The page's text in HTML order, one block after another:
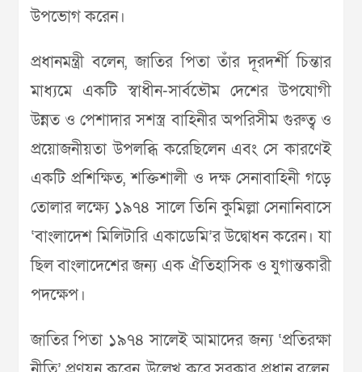
উপভোগ করেন।
প্রধানমন্ত্রী বলেন, জাতির পিতা তাঁর দূরদর্শী চিন্তার
মাধ্যমে একটি স্বাধীন-সার্বভৌম দেশের উপযোগী
উন্নত ও পেশাদার সশস্ত্র বাহিনীর অপরিসীম গুরুত্ব ও
প্রয়োজনীয়তা উপলব্ধি করেছিলেন এবং সে কারণেই
একটি প্রশিক্ষিত, শক্তিশালী ও দক্ষ সেনাবাহিনী গড়ে
তোলার লক্ষ্যে ১৯৭৪ সালে তিনি কুমিল্লা সেনানিবাসে
‘বাংলাদেশ মিলিটারি একাডেমি’র উদ্বোধন করেন। যা
ছিল বাংলাদেশের জন্য এক ঐতিহাসিক ও যুগান্তকারী
পদক্ষেপ।
জাতির পিতা ১৯৭৪ সালেই আমাদের জন্য ‘প্রতিরক্ষা